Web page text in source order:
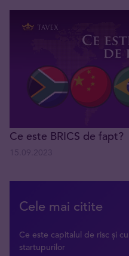
Ce este BRICS de fapt?
Cele mai citite
Ce este capitalul de risc și
startupurilor